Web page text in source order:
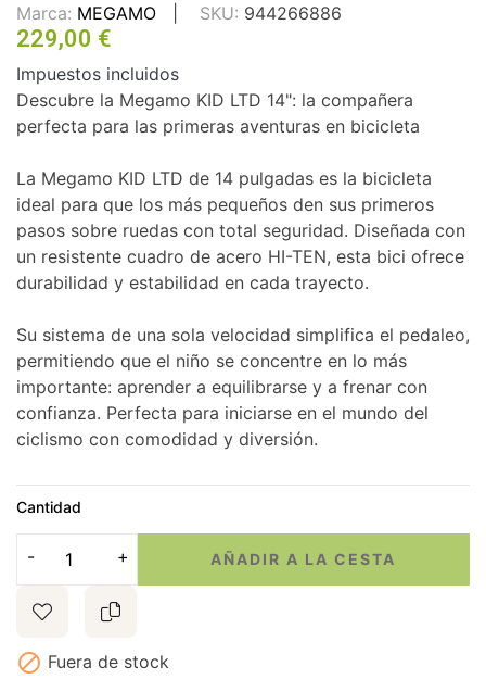
Marca: MEGAMO SKU: 944266886
229,00 €
Impuestos incluidos
Descubre la Megamo KID LTD 14": la compañera
perfecta para las primeras aventuras en bicicleta
La Megamo KID LTD de 14 pulgadas es la bicicleta
ideal para que los más pequeños den sus primeros
pasos sobre ruedas con total seguridad. Diseñada con
un resistente cuadro de acero HI-TEN, esta bici ofrece
durabilidad y estabilidad en cada trayecto.
Su sistema de una sola velocidad simplifica el pedaleo,
permitiendo que el niño se concentre en lo más
importante: aprender a equilibrarse y a frenar con
confianza. Perfecta para iniciarse en el mundo del
ciclismo con comodidad y diversión.
Cantidad
AÑADIR A LA CESTA
 Fuera de stock